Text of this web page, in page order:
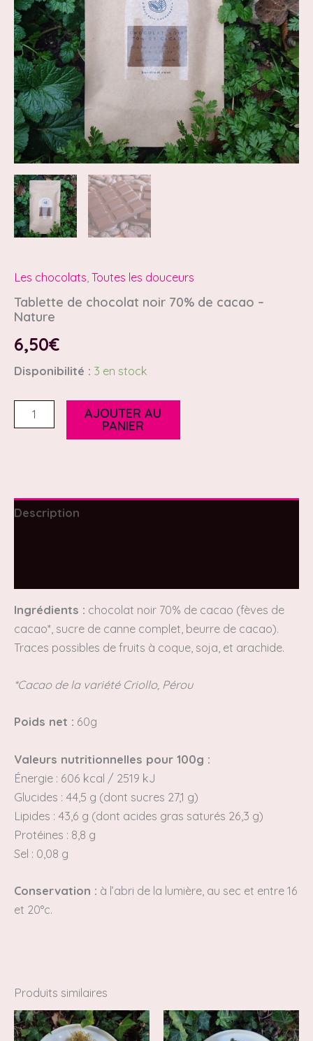
Les chocolats, Toutes les douceurs
Tablette de chocolat noir 70% de cacao –
Nature
6,50€
Disponibilité : 3 en stock
-
Nature
AJOUTER AU
PANIER
Description
Ingrédients : chocolat noir 70% de cacao (fèves de
cacao*, sucre de canne complet, beurre de cacao).
Traces possibles de fruits à coque, soja, et arachide.
*Cacao de la variété Criollo, Pérou
Poids net : 60g
Valeurs nutritionnelles pour 100g :
Énergie : 606 kcal / 2519 kJ
Glucides : 44,5 g (dont sucres 27,1 g)
Lipides : 43,6 g (dont acides gras saturés 26,3 g)
Protéines : 8,8 g
Sel : 0,08 g
Conservation : à l’abri de la lumière, au sec et entre 16
et 20°c.
Produits similaires